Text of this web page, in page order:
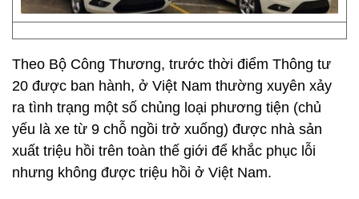
Theo Bộ Công Thương, trước thời điểm Thông tư
20 được ban hành, ở Việt Nam thường xuyên xảy
ra tình trạng một số chủng loại phương tiện (chủ
yếu là xe từ 9 chỗ ngồi trở xuống) được nhà sản
xuất triệu hồi trên toàn thế giới để khắc phục lỗi
nhưng không được triệu hồi ở Việt Nam.